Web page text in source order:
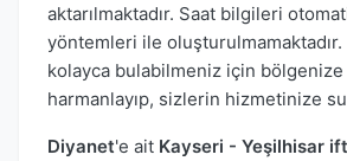
aktarılmaktadır. Saat bilgileri
yöntemleri ile
kolayca bulabilmeniz için bölgenize
harmanlayıp, sizlerin hizmetinize
Diyanet'e ait Kayseri - Yeşilhisar